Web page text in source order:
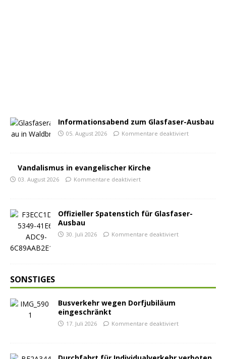
Informationsabend zum Glasfaser-Ausbau
05. August 2026 Kommentare deaktiviert
Vandalismus in evangelischer Kirche
03. August 2026 Kommentare deaktiviert
Offizieller Spatenstich für Glasfaser-
Ausbau
30. Juli 2026 Kommentare deaktiviert
SONSTIGES
Busverkehr wegen Dorfjubiläum
eingeschränkt
17. Juli 2026 Kommentare deaktiviert